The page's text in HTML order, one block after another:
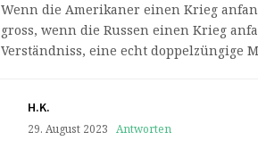
Wenn die Amerikaner einen Krieg
gross, wenn die Russen einen Krieg
Verständniss, eine echt doppelzüngige
H.K.
29. August 2023 Antworten